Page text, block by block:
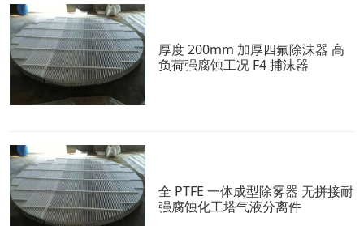
厚度 200mm 加厚四氟除沫器 高
负荷强腐蚀工况 F4 捕沫器
全 PTFE 一体成型除雾器 无拼接耐
强腐蚀化工塔气液分离件